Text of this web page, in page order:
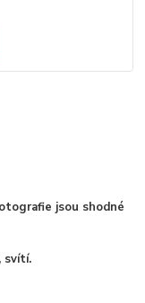
jsou shodné
svítí.